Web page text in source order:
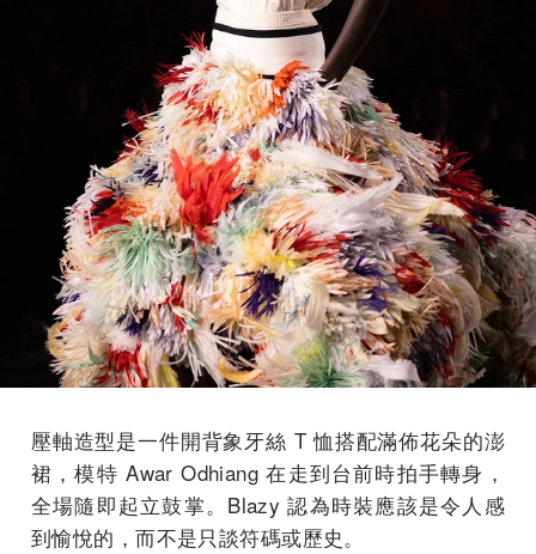
壓軸造型是一件開背象牙絲 T 恤搭配滿佈花朵的澎
裙，模特 Awar Odhiang 在走到台前時拍手轉身，
全場隨即起立鼓掌。Blazy 認為時裝應該是令人感
到愉悅的，而不是只談符碼或歷史。